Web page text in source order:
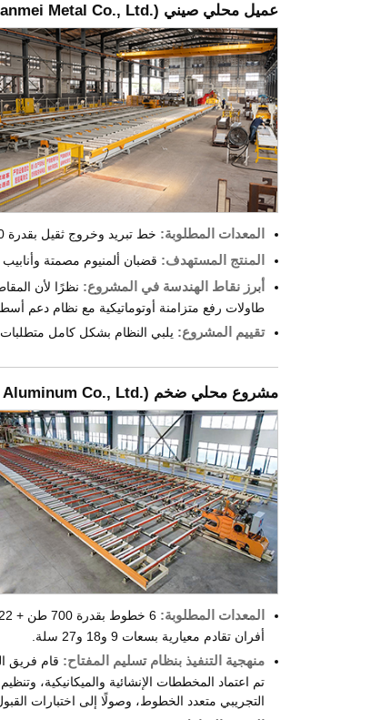
عميل محلي صيني (Metal Co., Ltd.
المعدات المطلوبة: خط تبريد وخروج ثقيل بقدرة 5500 طن
المنتج المستهدف: قضبان ألمنيوم مصمتة وأنابيب
أبرز نقاط الهندسة في المشروع: نظرًا لأن
طاولات رفع متزامنة أوتوماتيكية مع نظام دعم
تقييم المشروع: يلبي النظام بشكل كامل متطلبات
مشروع محلي ضخم (Co., Ltd.
المعدات المطلوبة:
أفران تقادم معيارية بسعات 9 و18 و27 سلة.
منهجية التنفيذ بنظام تسليم المفتاح: قام فريق
تم اعتماد المخططات الإنشائية والميكانيكية،
التجريبي متعدد الخطوط، وصولًا إلى اختبارات